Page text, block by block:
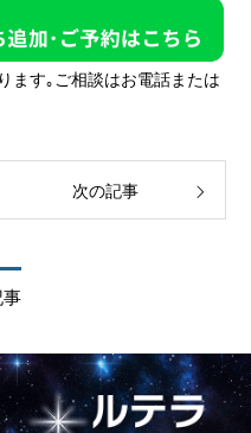
ます｡ご相談はお電話または
次の記事
事